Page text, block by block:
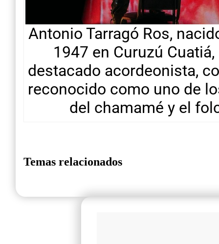
Antonio Tarragó Ros,
1947 en Curuzú
destacado acordeonista,
reconocido como uno de
del chamamé y el
Temas relacionados